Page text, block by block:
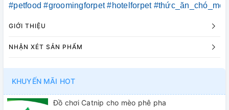
#petfood #groomingforpet #hotelforpet #thức_ăn_chó_mèo
GIỚI THIỆU
NHẬN XÉT SẢN PHẨM
KHUYẾN MÃI HOT
Đồ chơi Catnip cho mèo phê pha